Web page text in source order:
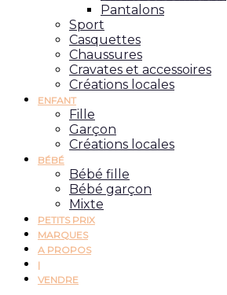
Pantalons
Sport
Casquettes
Chaussures
Cravates et accessoires
Créations locales
ENFANT
Fille
Garçon
Créations locales
BÉBÉ
Bébé fille
Bébé garçon
Mixte
PETITS PRIX
MARQUES
A PROPOS
|
VENDRE